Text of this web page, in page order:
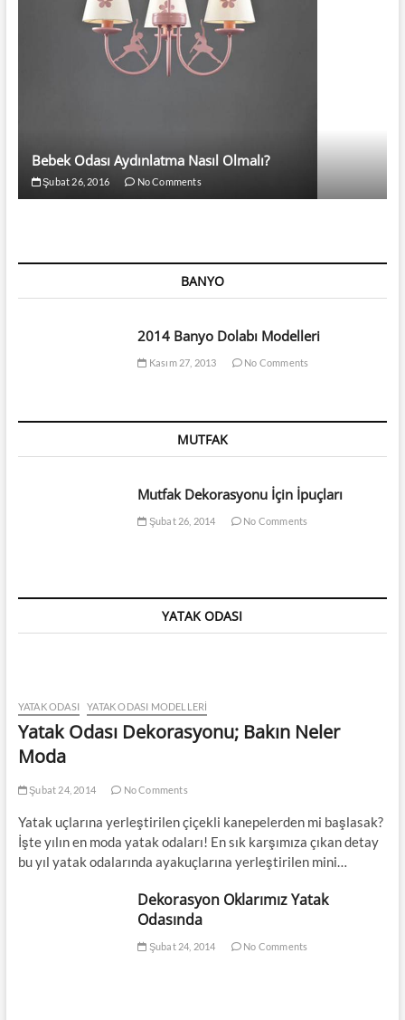
Bebek Odası Aydınlatma Nasıl Olmalı?
Şubat 26, 2016 No Comments
BANYO
2014 Banyo Dolabı Modelleri
Kasım 27, 2013 No Comments
MUTFAK
Mutfak Dekorasyonu İçin İpuçları
Şubat 26, 2014 No Comments
YATAK ODASI
YATAK ODASI YATAK ODASI MODELLERI
Yatak Odası Dekorasyonu; Bakın Neler
Moda
Şubat 24, 2014 No Comments
Yatak uçlarına yerleştirilen çiçekli kanepelerden mi başlasak?
İşte yılın en moda yatak odaları! En sık karşımıza çıkan detay
bu yıl yatak odalarında ayakuçlarına yerleştirilen mini…
Dekorasyon Oklarımız Yatak
Odasında
Şubat 24, 2014 No Comments